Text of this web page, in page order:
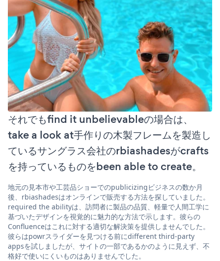
それでもfind it unbelievableの場合は、
take a look at手作りの木製フレームを製造し
ているサングラス会社のrbiashadesがcrafts
を持っているものをbeen able to create。
地元の見本市や工芸品ショーでのpublicizingビジネスの数か月
後、rbiashadesはオンラインで販売する方法を探していました。
required the abilityは、訪問者に製品の品質、軽量で人間工学に
基づいたデザインを視覚的に魅力的な方法で示します。彼らの
Confluenceはこれに対する適切な解決策を提供しませんでした。
彼らはpowrスライダーを見つける前にdifferent third-party
appsを試しましたが、サイトの一部であるかのように見えず、不
格好で使いにくいものはありませんでした。